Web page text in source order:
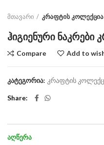
მთავარი კრაფტის კოლექცია
ჰიგიენური ნაკრები
Compare Add to
კატეგორია: კრაფტის
Share
ᲐᲦᲬᲔᲠᲐ